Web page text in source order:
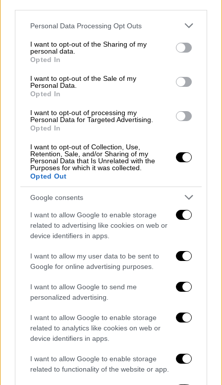
Please note that this website/app uses one or more Google
not limited to your visit or usage behaviour. You may click to
grant or deny consent to Google and its third-party tags to
use your data for below specified purposes in below Google
consent section.
Personal Data Processing Opt Outs
I want to opt-out of the Sharing of my
personal data.
Opted In
I want to opt-out of the Sale of my
Personal Data.
Opted In
I want to opt-out of processing my
Personal Data for Targeted Advertising.
Opted In
I want to opt-out of Collection, Use,
Retention, Sale, and/or Sharing of my
Personal Data that Is Unrelated with the
Purposes for which it was collected.
Opted Out
Google consents
I want to allow Google to enable storage
related to advertising like cookies on web or
device identifiers in apps.
I want to allow my user data to be sent to
Google for online advertising purposes.
I want to allow Google to send me
personalized advertising.
I want to allow Google to enable storage
related to analytics like cookies on web or
device identifiers in apps.
I want to allow Google to enable storage
related to functionality of the website or app.
Tι αποκάλυψε ο μαιευτήρας της στο Πρωινό
Army Baby: Μια στρατιωτική κωμωδία
με χριστουγεννιάτικη… παραλλαγή - Τον
Δεκέμβριο στους κινηματογράφους
ταινίας «Η Ρόζα της Σμύρνης», Γιώργο
Κορδέλλα